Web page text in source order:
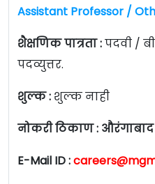
Assistant Professor /
शैक्षणिक पात्रता :पदवी /
पदव्युत्तर.
शुल्क : शुल्क नाही
नोकरी ठिकाण : औरंगाबाद
E-Mail ID :